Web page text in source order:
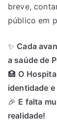
breve,
público em
✨ Cada
a saúde de
🏥 O
identidade
🎉 E falta
realidade!